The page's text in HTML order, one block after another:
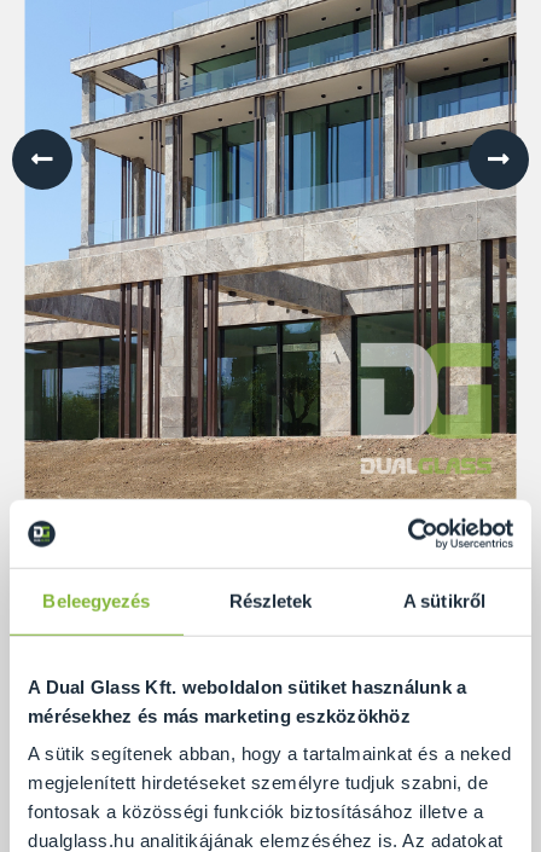
Beleegyezés Részletek A sütikről
A Dual Glass Kft. weboldalon sütiket használunk a
mérésekhez és más marketing eszközökhöz
A sütik segítenek abban, hogy a tartalmainkat és a neked
megjelenített hirdetéseket személyre tudjuk szabni, de
fontosak a közösségi funkciók biztosításához illetve a
dualglass.hu analitikájának elemzéséhez is. Az adatokat
Több mint 500 folyóméter üvegkorlát került az
felhasználásával.